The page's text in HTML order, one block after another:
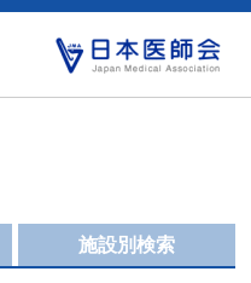
施設別検索